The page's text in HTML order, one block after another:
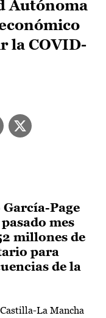
Autónoma
la COVID-
Page
mes
millones de
para
de la
Castilla-La Mancha